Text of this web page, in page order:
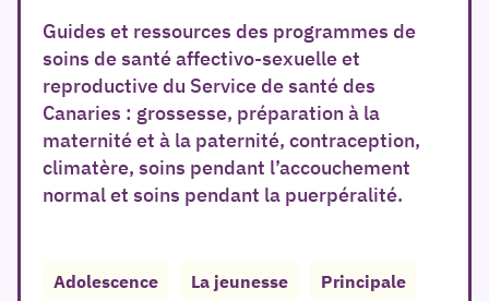
Guides et ressources des programmes de
soins de santé affectivo-sexuelle et
reproductive du Service de santé des
Canaries : grossesse, préparation à la
maternité et à la paternité, contraception,
climatère, soins pendant l’accouchement
normal et soins pendant la puerpéralité.
Adolescence La jeunesse Principale